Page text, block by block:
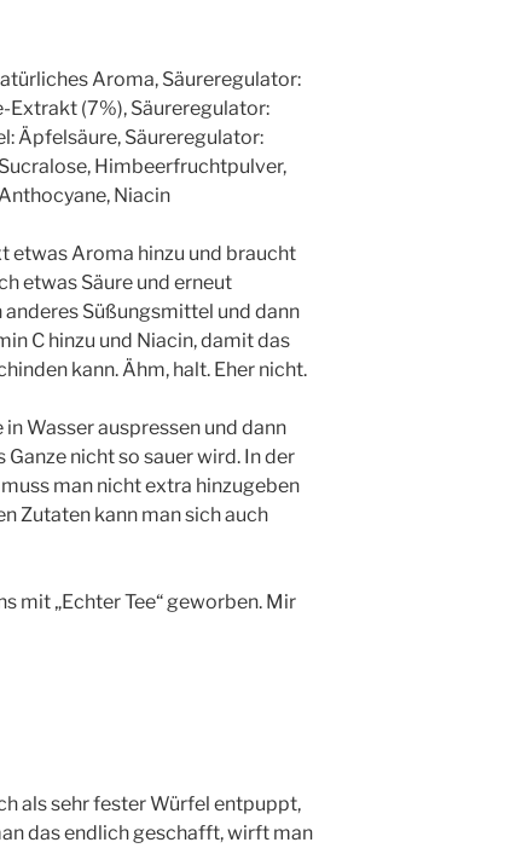
Aroma, Säureregulator:
Extrakt (7%), Säureregulator:
Äpfelsäure, Säureregulator:
Himbeerfruchtpulver,
Niacin
etwas Aroma hinzu und braucht
etwas Säure und erneut
Süßungsmittel und dann
C hinzu und Niacin, damit das
kann. Ähm, halt. Eher nicht.
Wasser auspressen und dann
nicht so sauer wird. In der
man nicht extra hinzugeben
Zutaten kann man sich auch
mit „Echter Tee“ geworben. Mir
als sehr fester Würfel entpuppt,
das endlich geschafft, wirft man